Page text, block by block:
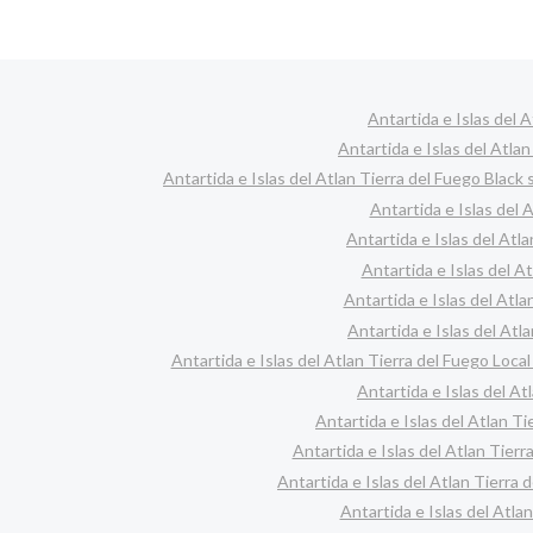
Antartida e Islas del
Antartida e Islas del
Antartida e Islas del Atlan Tierra del Fuego Black
Antartida e Islas del
Antartida e Islas del
Antartida e Islas del
Antartida e Islas del
Antartida e Islas del
Antartida e Islas del Atlan Tierra del Fuego
Antartida e Islas del
Antartida e Islas del Atlan
Antartida e Islas del Atlan
Antartida e Islas del Atlan Tierra
Antartida e Islas del